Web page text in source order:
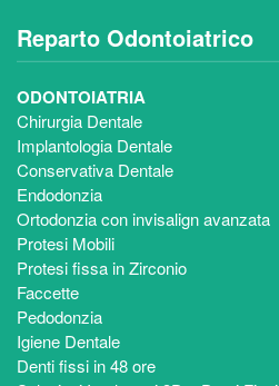
Reparto Odontoiatrico
ODONTOIATRIA
Chirurgia Dentale
Implantologia Dentale
Conservativa Dentale
Endodonzia
Ortodonzia con invisalign avanzata
Protesi Mobili
Protesi fissa in Zirconio
Faccette
Pedodonzia
Igiene Dentale
Denti fissi in 48 ore